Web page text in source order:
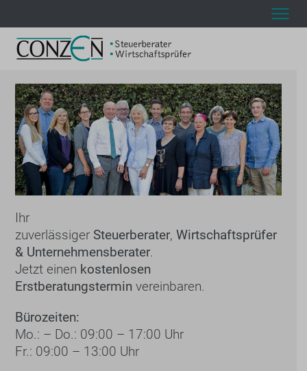
Ihr
zuverlässiger Steuerberater, Wirtschaftsprüfer
& Unternehmensberater.
Jetzt einen kostenlosen
Erstberatungsterminvereinbaren.
Bürozeiten:
Mo.: – Do.: 09:00 – 17:00 Uhr
Fr.: 09:00 – 13:00 Uhr